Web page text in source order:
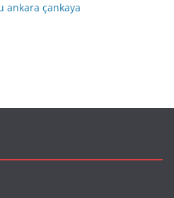
ankara çankaya